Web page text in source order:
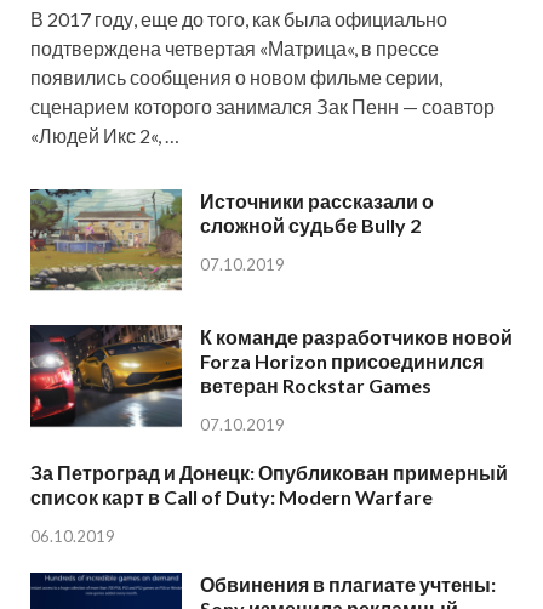
В 2017 году, еще до того, как была официально
подтверждена четвертая «Матрица«, в прессе
появились сообщения о новом фильме серии,
сценарием которого занимался Зак Пенн — соавтор
«Людей Икс 2«, …
Источники рассказали о
сложной судьбе Bully 2
07.10.2019
К команде разработчиков новой
Forza Horizon присоединился
ветеран Rockstar Games
07.10.2019
За Петроград и Донецк: Опубликован примерный
список карт в Call of Duty: Modern Warfare
06.10.2019
Обвинения в плагиате учтены: